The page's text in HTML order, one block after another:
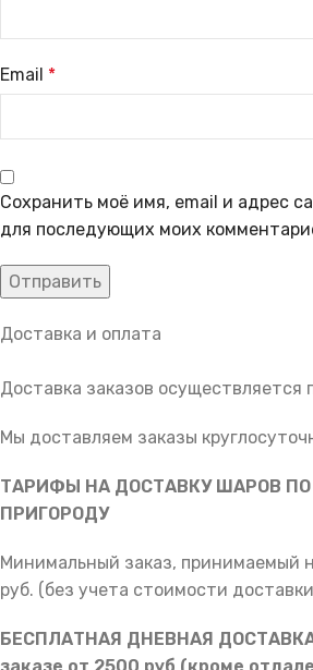
Email *
Сохранить моё имя, email и адрес
для последующих моих
Доставка и оплата
Доставка заказов осуществляется
Мы доставляем заказы
ТАРИФЫ НА ДОСТАВКУ ШАРОВ ПО
ПРИГОРОДУ
Минимальный заказ, принимаемый
руб. (без учета стоимости
БЕСПЛАТНАЯ ДНЕВНАЯ ДОСТАВКА